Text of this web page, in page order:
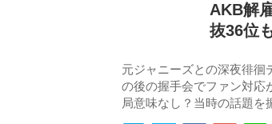
AKB解
抜36位
元ジャニーズとの深夜徘徊
の後の握手会でファン対応
局意味なし？当時の話題を